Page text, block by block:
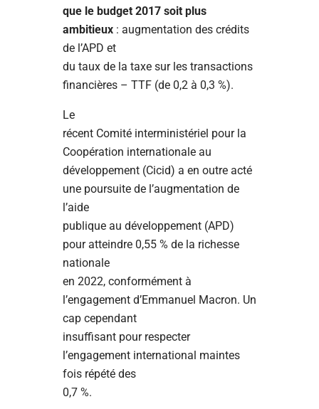
que le budget 2017 soit plus
ambitieux : augmentation des crédits
de l’APD et
du taux de la taxe sur les transactions
financières – TTF (de 0,2 à 0,3 %).
Le
récent Comité interministériel pour la
Coopération internationale au
développement (Cicid) a en outre acté
une poursuite de l’augmentation de
l’aide
publique au développement (APD)
pour atteindre 0,55 % de la richesse
nationale
en 2022, conformément à
l’engagement d’Emmanuel Macron. Un
cap cependant
insuffisant pour respecter
l’engagement international maintes
fois répété des
0,7 %.